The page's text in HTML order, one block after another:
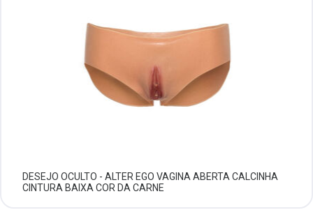
DESEJO OCULTO - ALTER EGO VAGINA ABERTA CALCINHA
CINTURA BAIXA COR DA CARNE